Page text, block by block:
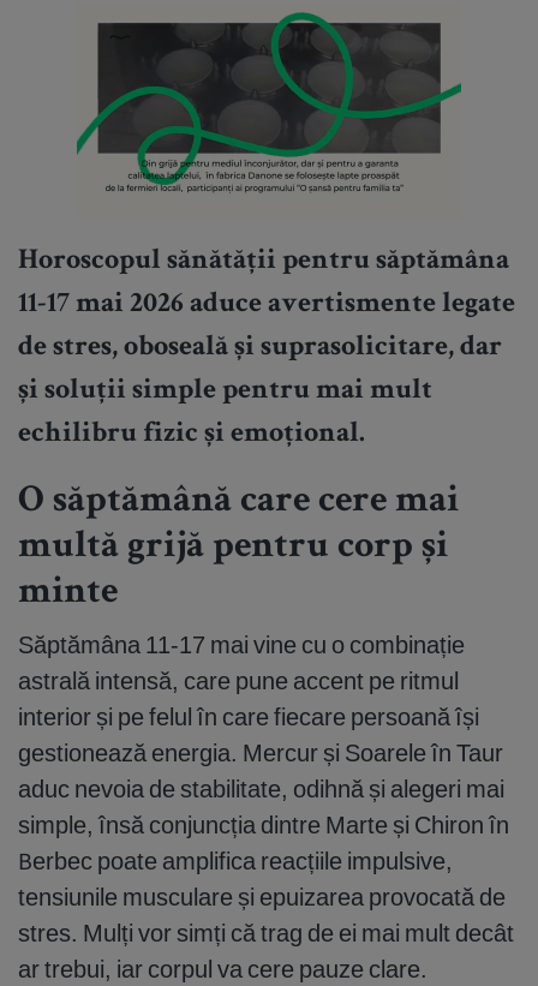
Horoscopul sănătății pentru săptămâna
11-17 mai 2026 aduce avertismente legate
de stres, oboseală și suprasolicitare, dar
și soluții simple pentru mai mult
echilibru fizic și emoțional.
O săptămână care cere mai
multă grijă pentru corp și
minte
Săptămâna 11-17 mai vine cu o combinație
astrală intensă, care pune accent pe ritmul
interior și pe felul în care fiecare persoană își
gestionează energia. Mercur și Soarele în Taur
aduc nevoia de stabilitate, odihnă și alegeri mai
simple, însă conjuncția dintre Marte și Chiron în
Berbec poate amplifica reacțiile impulsive,
tensiunile musculare și epuizarea provocată de
stres. Mulți vor simți că trag de ei mai mult decât
ar trebui, iar corpul va cere pauze clare.